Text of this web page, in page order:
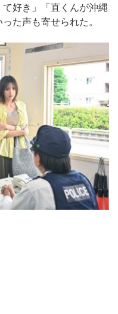
好き」「直くんが沖縄
た声も寄せられた。